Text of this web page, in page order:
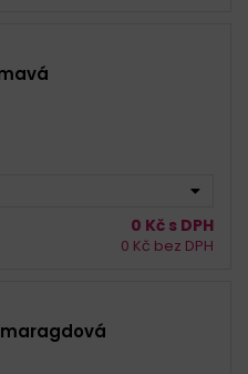
0 Kč s DPH
0 Kč bez DPH